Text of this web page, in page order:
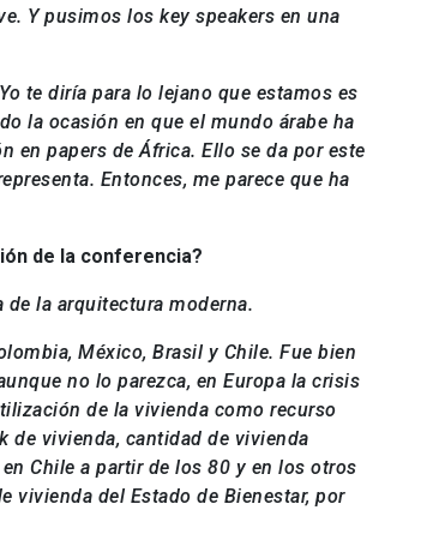
Y pusimos los key speakers en una
te diría para lo lejano que estamos es
la ocasión en que el mundo árabe ha
en papers de África. Ello se da por este
Entonces, me parece que ha
de la conferencia?
de la arquitectura moderna.
México, Brasil y Chile. Fue bien
no lo parezca, en Europa la crisis
de la vivienda como recurso
vivienda, cantidad de vivienda
Chile a partir de los 80 y en los otros
vivienda del Estado de Bienestar, por